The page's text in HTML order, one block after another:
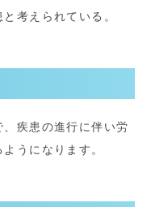
考えられている。
疾患の進行に伴い労
うになります。